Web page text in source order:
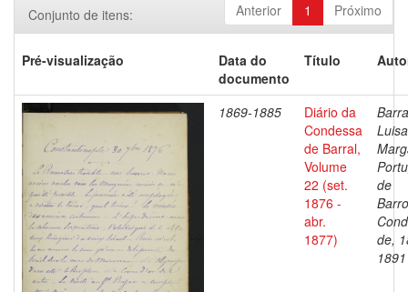
Anterior 1 Próximo
Conjunto de itens:
Pré-visualização
Data do
documento
Título
1869-1885
Diário da
Condessa
de Barral,
Volume
22 (set.
1876 -
abr.
1877)
Luisa
de
de,
1891